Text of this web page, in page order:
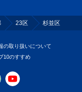
23区 杉並区
の取り扱いについて
10のすすめ